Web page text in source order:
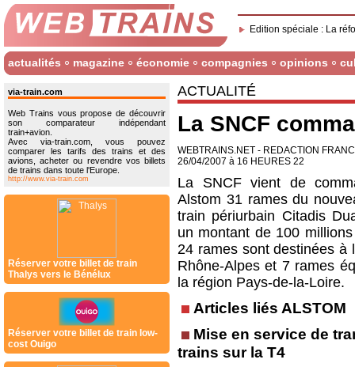
Edition spéciale : La
actualités magazine économie compagnies opinions
via-train.com
Web Trains vous propose de découvrir
son comparateur indépendant
train+avion.
Avec via-train.com, vous pouvez
comparer les tarifs des trains et des
avions, acheter ou revendre vos billets
de trains dans toute l'Europe.
http://www.via-train.com
Réserver votre billet de train
Thalys vers le Bénélux
Réserver votre billet de train low-
cost Ouigo
ACTUALITÉ
La SNCF
WEBTRAINS.NET - REDACTION
26/04/2007 à 16 HEURES 22
La SNCF vient de
Alstom 31 rames du
train périurbain Citadis
un montant de 100
24 rames sont destinées à
Rhône-Alpes et 7 rames
la région Pays-de-la-Loire.
Articles liés ALSTOM
Mise en service de
trains sur la T4